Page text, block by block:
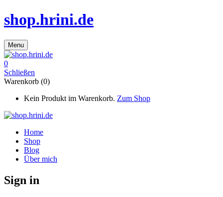
shop.hrini.de
Menu
0
Schließen
Warenkorb (0)
Kein Produkt im Warenkorb. Zum Shop
Home
Shop
Blog
Über mich
Sign in